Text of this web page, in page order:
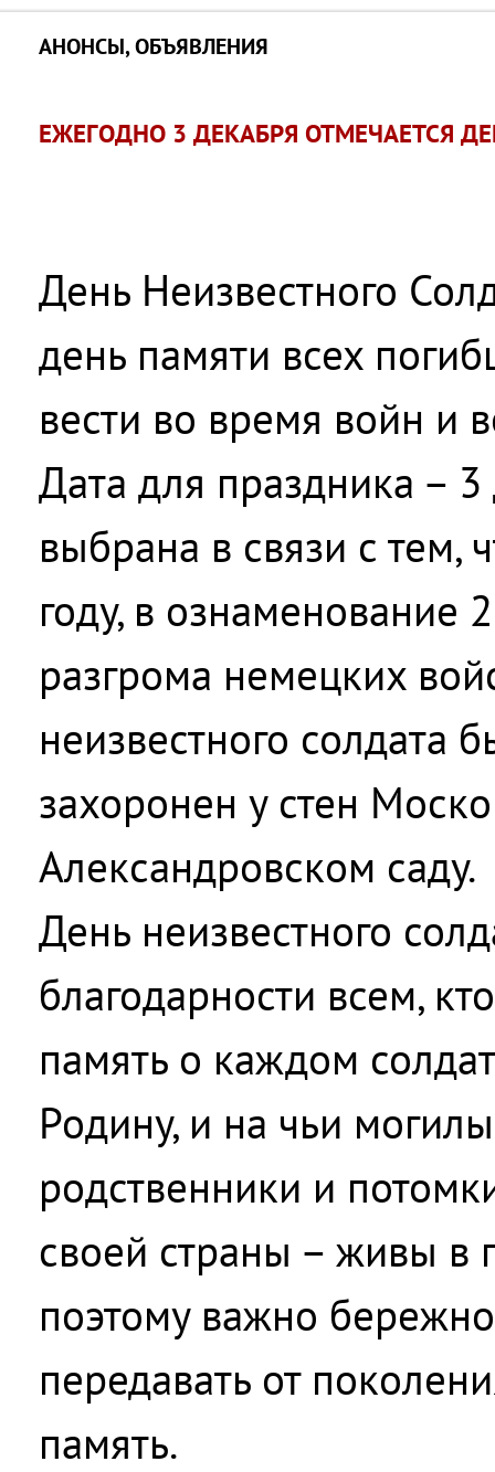
АНОНСЫ, ОБЪЯВЛЕНИЯ
ЕЖЕГОДНО 3 ДЕКАБРЯ ОТМЕЧАЕТСЯ
День Неизвестного
день памяти всех
вести во время войн и
Дата для праздника –
выбрана в связи с тем,
году, в ознаменование
разгрома немецких
неизвестного солдата
захоронен у стен
Александровском саду.
День неизвестного
благодарности всем,
память о каждом
Родину, и на чьи
родственники и
своей страны – живы в
поэтому важно
передавать от
память.